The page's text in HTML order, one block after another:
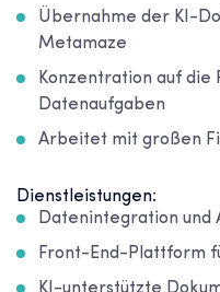
Übernahme der KI-
Metamaze
Konzentration auf die
Datenaufgaben
Arbeitet mit großen
Dienstleistungen:
Datenintegration und
Front-End-Plattform